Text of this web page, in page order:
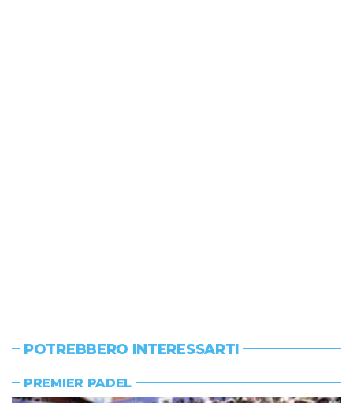
POTREBBERO INTERESSARTI
PREMIER PADEL